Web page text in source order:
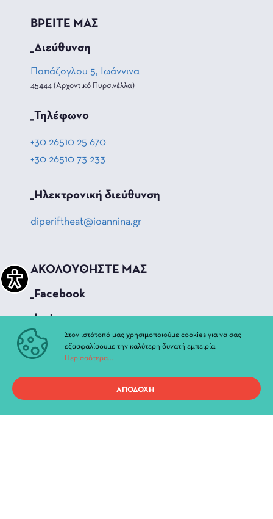
ΒΡΕΙΤΕ ΜΑΣ
_Διεύθυνση
Παπάζογλου 5, Ιωάννινα
45444 (Αρχοντικό Πυρσινέλλα)
_Τηλέφωνο
+30 26510 25 670
+30 26510 73 233
_Hλεκτρονική διεύθυνση
diperiftheat@ioannina.gr
ΑΚΟΛΟΥΘΗΣΤΕ ΜΑΣ
_Facebook
_Instagram
_Youtube
ΓΡΗΓΟΡΗ ΠΡΟΣΒΑΣΗ
Στον ιστότοπό μας χρησιμοποιούμε cookies για να σας
εξασφαλίσουμε την καλύτερη δυνατή εμπειρία.
Περισσότερα...
ΑΠΟΔΟΧΗ